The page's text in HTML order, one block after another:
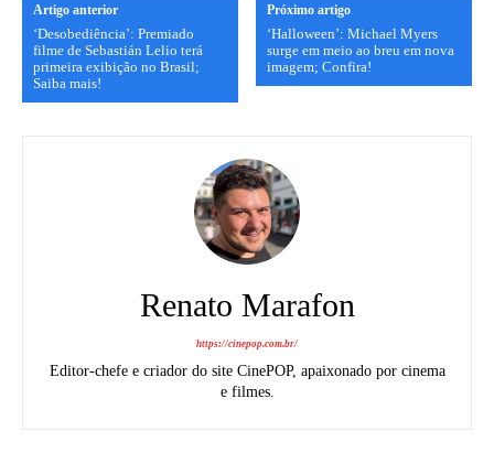
Artigo anterior
‘Desobediência’: Premiado
filme de Sebastián Lelio terá
primeira exibição no Brasil;
Saiba mais!
Próximo artigo
‘Halloween’: Michael Myers
surge em meio ao breu em nova
imagem; Confira!
Renato Marafon
https://cinepop.com.br/
Editor-chefe e criador do site CinePOP, apaixonado por cinema
e filmes.